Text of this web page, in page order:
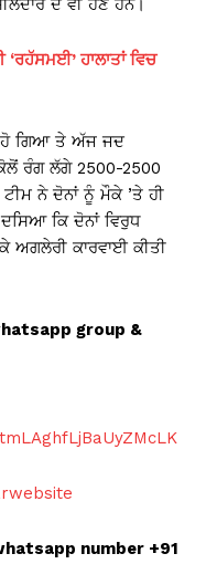
ਦੇ ਵੀ ਹੋਣੇ ਹਨ।
ਹਾਲਾਤਾਂ ਵਿਚ
ਹੋ ਗਿਆ ਤੇ ਅੱਜ ਜਦ
ਰੰਗ ਲੱਗੇ 2500-2500
ਨੇ ਦੋਨਾਂ ਨੂੰ ਮੌਕੇ ’ਤੇ ਹੀ
ਕਿ ਦੋਨਾਂ ਵਿਰੁਧ
ਅਗਲੇਰੀ ਕਾਰਵਾਈ ਕੀਤੀ
group &
number +91